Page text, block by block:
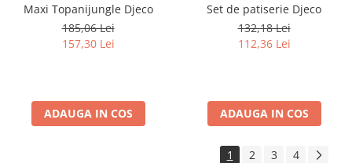
Maxi Topanijungle Djeco
185,06 Lei
157,30 Lei
ADAUGA IN COS
Set de patiserie Djeco
132,18 Lei
112,36 Lei
ADAUGA IN COS
1 2 3 4